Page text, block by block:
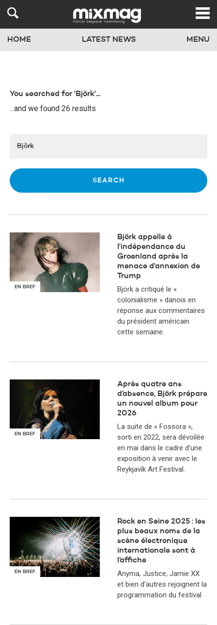
HOME LATEST NEWS MENU
You searched for 'Björk'...
...and we found 26 results
EN BREF
​Björk appelle à
l'indépendance du
Groenland après la
menace d'annexion de
Trump
Björk a critiqué le «
colonialisme » danois en
réponse aux commentaires
du président américain
cette semaine.
EN BREF
Après quatre ans
d’absence, Björk prépare
un nouvel album pour
2026
La suite de « Fossora »,
sorti en 2022, sera dévoilée
en mai dans le cadre d'une
exposition à venir avec le
Reykjavík Art Festival.
EN BREF
Rock en Seine 2025 : les
plus beaux noms de la
scène électronique
internationale sont à
l’affiche
Anyma, Justice, Jamie XX
et bien d’autres rejoignent la
programmation du festival